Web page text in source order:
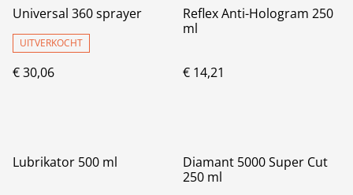
Universal 360 sprayer
UITVERKOCHT
€ 30,06
Reflex Anti-Hologram 250
ml
€ 14,21
Lubrikator 500 ml
Diamant 5000 Super Cut
250 ml